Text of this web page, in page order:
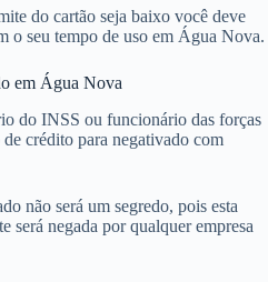
do cartão seja baixo você deve
o seu tempo de uso em Água Nova.
em Água Nova
do INSS ou funcionário das forças
de crédito para negativado com
não será um segredo, pois esta
será negada por qualquer empresa